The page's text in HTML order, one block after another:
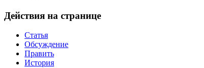
Действия на странице
Статья
Обсуждение
Править
История